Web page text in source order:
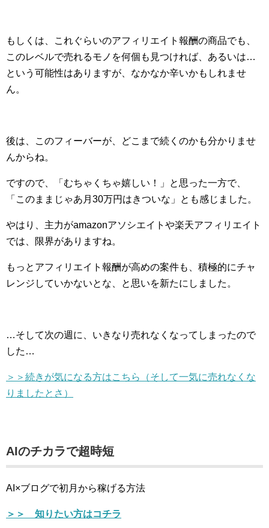
もしくは、これぐらいのアフィリエイト報酬の商品でも、
このレベルで売れるモノを何個も見つければ、あるいは…
という可能性はありますが、なかなか辛いかもしれませ
ん。
後は、このフィーバーが、どこまで続くのかも分かりませ
んからね。
ですので、「むちゃくちゃ嬉しい！」と思った一方で、
「このままじゃあ月30万円はきついな」とも感じました。
やはり、主力がamazonアソシエイトや楽天アフィリエイト
では、限界がありますね。
もっとアフィリエイト報酬が高めの案件も、積極的にチャ
レンジしていかないとな、と思いを新たにしました。
…そして次の週に、いきなり売れなくなってしまったので
した…
＞＞続きが気になる方はこちら（そして一気に売れなくな
りましたとさ）
AIのチカラで超時短
AI×ブログで初月から稼げる方法
＞＞ 知りたい方はコチラ